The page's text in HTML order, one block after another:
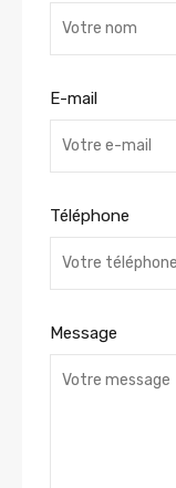
E-mail
Téléphone
Message